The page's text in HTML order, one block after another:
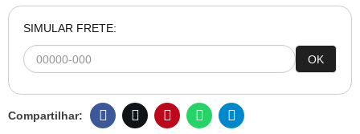
SIMULAR FRETE:
OK